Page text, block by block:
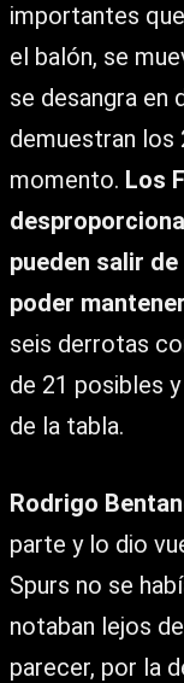
importantes
el balón, se
se desangra en
demuestran los
momento. Los
pueden salir
poder
seis derrotas
de 21 posibles
de la tabla.
Rodrigo
parte y lo dio
Spurs no se
notaban lejos
parecer, por la